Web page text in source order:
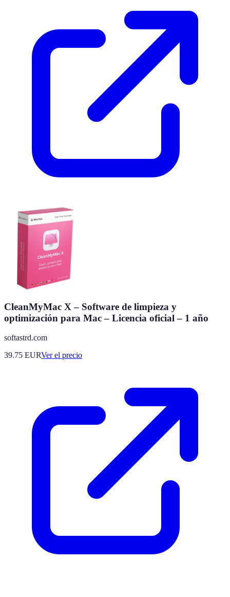
CleanMyMac X – Software de limpieza y
optimización para Mac – Licencia oficial – 1 año
softastrd.com
39.75 EURVer el precio